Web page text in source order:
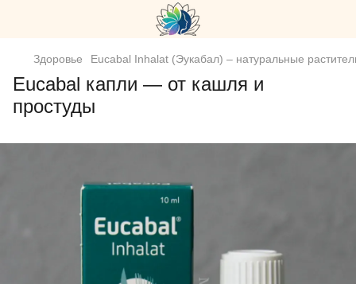
Здоровье Eucabal Inhalat (Эукабал) – натуральные
Eucabal капли — от кашля и
простуды